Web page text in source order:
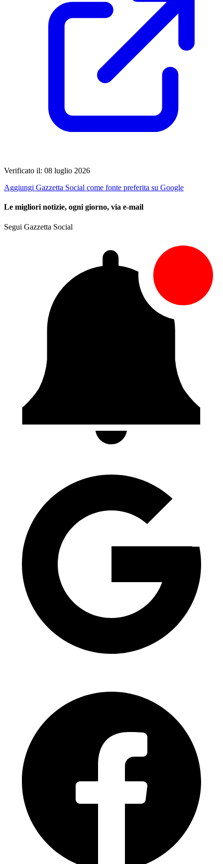
Verificato il: 08 luglio 2026
Aggiungi Gazzetta Social come fonte preferita su Google
Le migliori notizie, ogni giorno, via e-mail
Segui Gazzetta Social